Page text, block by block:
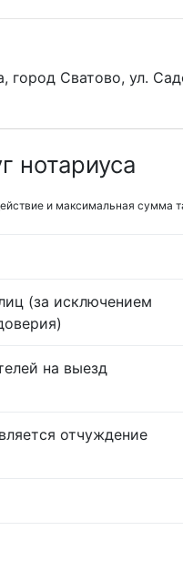
город Сватово, ул.
нотариуса
и максимальная сумма
(за исключением
на выезд
отчуждение